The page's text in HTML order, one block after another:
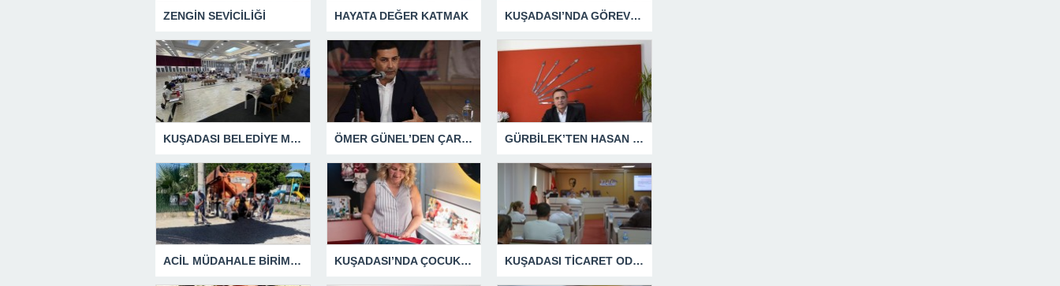
ZENGİN SEVİCİLİĞİ HAYATA DEĞER KATMAK KUŞADASI’NDA GÖREV ŞEHİTLERİ UNUTULMADI
KUŞADASI BELEDİYE MECLİSİ’NDEN ÖNEMLİ KARARLAR ÖMER GÜNEL’DEN ÇARPICI AÇIKLAMALAR GÜRBİLEK’TEN HASAN SARGIN’A YANIT GECİKMEDİ
ACİL MÜDAHALE BİRİMİ HİZMETİNİ SÜRDÜRÜYOR KUŞADASI’NDA ÇOCUKLUĞUN HATIRALARI OYUNCAK MÜZESİNDE HAYAT BULACAK KUŞADASI TİCARET ODASI TEMMUZ MECLİSİNDE YEREL İŞLETMELERE ANLAMLI DESTEK